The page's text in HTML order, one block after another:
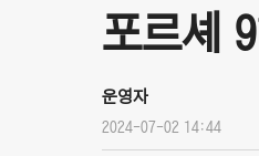
포르셰
운영자
2024-07-02 14:44